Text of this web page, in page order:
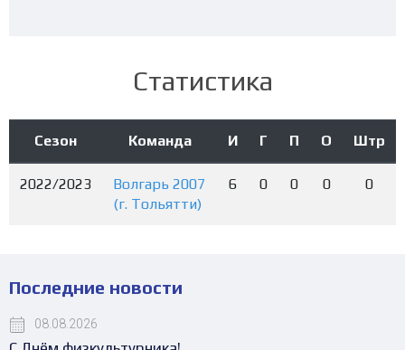
Статистика
Сезон Команда И Г П О Штр
2022/2023
Волгарь 2007
(г. Тольятти)
6 0 0 0 0
Последние новости
08.08.2026